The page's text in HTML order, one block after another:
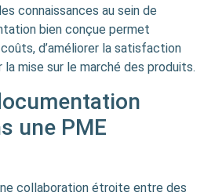
connaissances au sein de
bien conçue permet
d’améliorer la satisfaction
mise sur le marché des produits.
une PME
collaboration étroite entre des